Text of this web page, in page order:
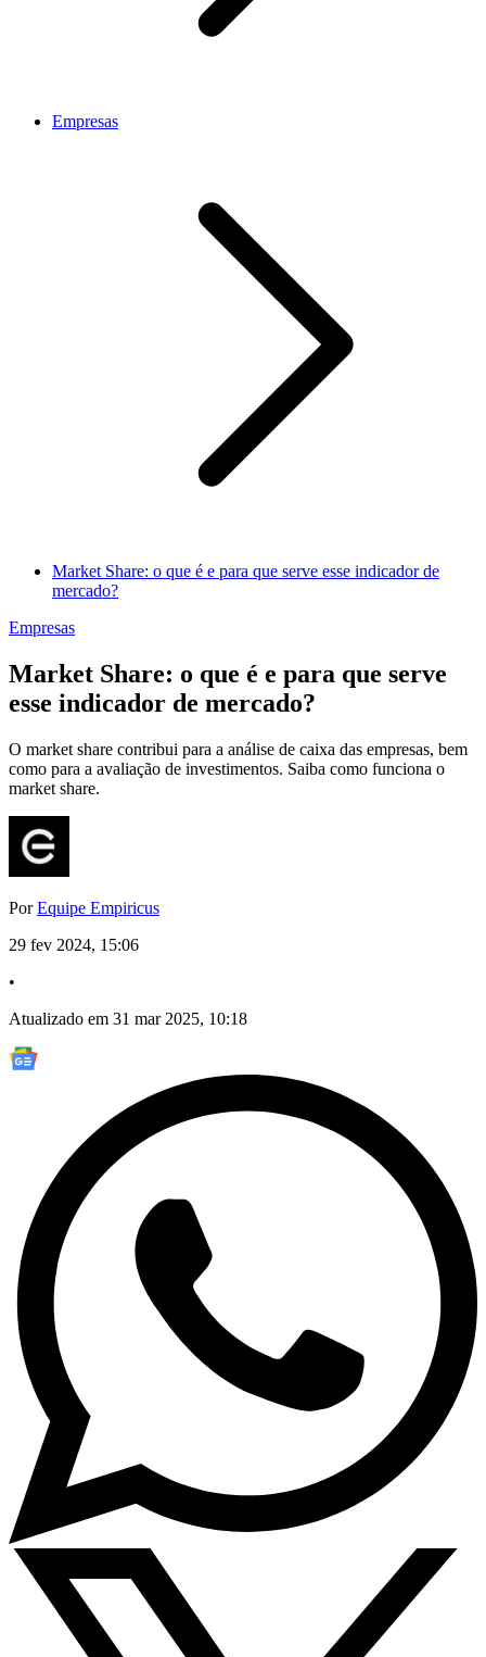
Empresas
Market Share: o que é e para que serve esse indicador de
mercado?
Empresas
Market Share: o que é e para que serve
esse indicador de mercado?
O market share contribui para a análise de caixa das empresas, bem
como para a avaliação de investimentos. Saiba como funciona o
market share.
PorEquipe Empiricus
29 fev 2024, 15:06
•
Atualizado em 31 mar 2025, 10:18